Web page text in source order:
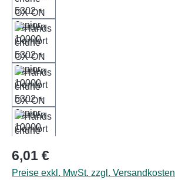
Regulärer Preis:
6,01 €
Preise exkl. MwSt. zzgl. Versandkosten